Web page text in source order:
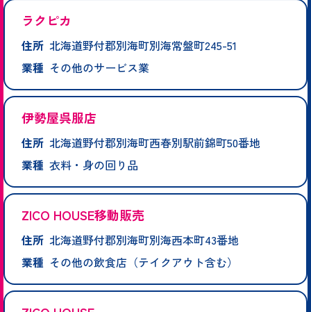
ラクピカ
住所 北海道野付郡別海町別海常盤町245-51
業種 その他のサービス業
伊勢屋呉服店
住所 北海道野付郡別海町西春別駅前錦町50番地
業種 衣料・身の回り品
ZICO HOUSE移動販売
住所 北海道野付郡別海町別海西本町43番地
業種 その他の飲食店（テイクアウト含む）